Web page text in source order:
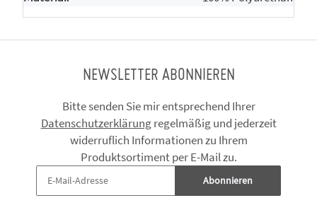
NEWSLETTER ABONNIEREN
Bitte senden Sie mir entsprechend Ihrer
Datenschutzerklärungregelmäßig und jederzeit
widerruflich Informationen zu Ihrem
Produktsortiment per E-Mail zu.
Abonnieren